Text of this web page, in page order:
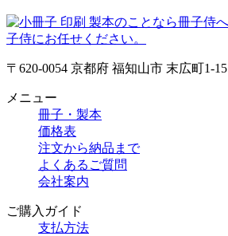
〒620-0054 京都府 福知山市 末広町1-15
メニュー
冊子・製本
価格表
注文から納品まで
よくあるご質問
会社案内
ご購入ガイド
支払方法